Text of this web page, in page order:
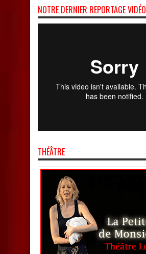
NOTRE DERNIER REPORTAGE VIDÉO
THÉÂTRE